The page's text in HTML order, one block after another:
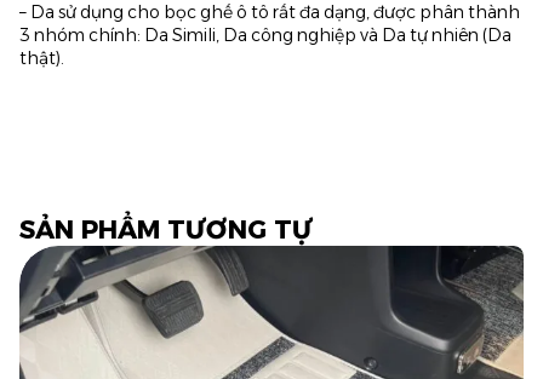
– Da sử dụng cho bọc ghế ô tô rất đa dạng, được phân thành
3 nhóm chính: Da Simili, Da công nghiệp và Da tự nhiên (Da
thật).
SẢN PHẨM TƯƠNG TỰ